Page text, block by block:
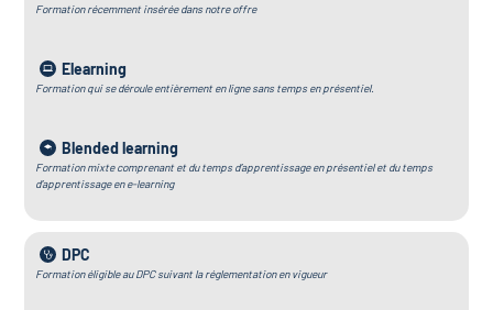
Formation récemment insérée dans notre offre
Elearning
Formation qui se déroule entièrement en ligne sans temps en présentiel.
Blended learning
Formation mixte comprenant et du temps d’apprentissage en présentiel et du temps
d’apprentissage en e-learning
DPC
Formation éligible au DPC suivant la réglementation en vigueur